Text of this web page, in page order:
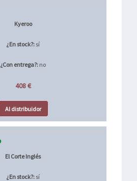
Kyeroo
¿En stock?: sí
¿Con entrega?: no
408 €
Al distribuidor
El Corte Inglés
¿En stock?: sí